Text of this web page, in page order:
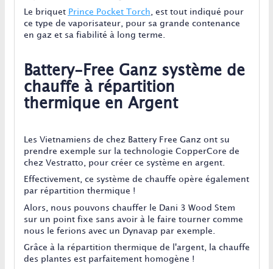
Le briquet Prince Pocket Torch , est tout indiqué pour
ce type de vaporisateur, pour sa grande contenance
en gaz et sa fiabilité à long terme.
Battery-Free Ganz système de
chauffe à répartition
thermique en Argent
Les Vietnamiens de chez Battery Free Ganz ont su
prendre exemple sur la technologie CopperCore de
chez Vestratto, pour créer ce système en argent.
Effectivement, ce système de chauffe opère également
par répartition thermique !
Alors, nous pouvons chauffer le Dani 3 Wood Stem
sur un point fixe sans avoir à le faire tourner comme
nous le ferions avec un Dynavap par exemple.
Grâce à la répartition thermique de l'argent, la chauffe
des plantes est parfaitement homogène !